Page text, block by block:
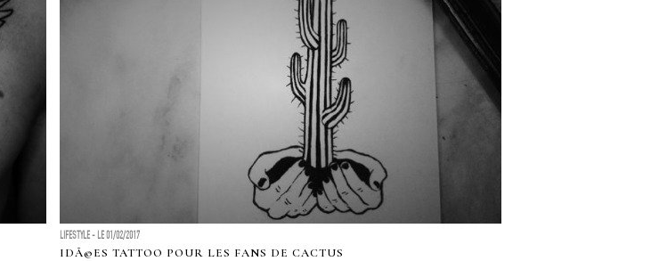
LIFESTYLE - LE 01/02/2017
IDÃ©ES TATTOO POUR LES FANS DE CACTUS